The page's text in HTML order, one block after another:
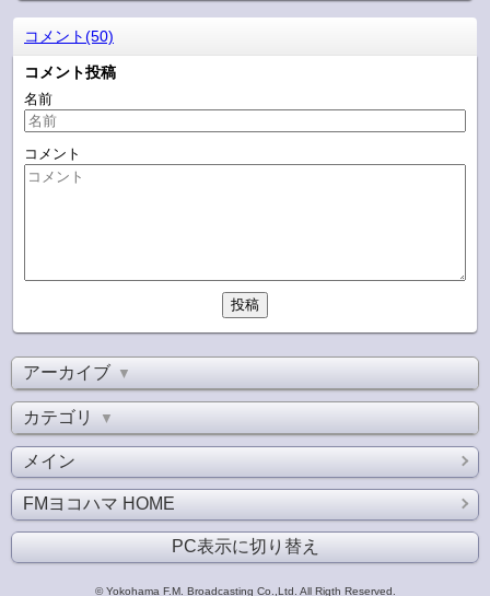
コメント(50)
コメント投稿
名前
コメント
アーカイブ ▼
カテゴリ ▼
メイン
FMヨコハマ HOME
PC表示に切り替え
© Yokohama F.M. Broadcasting Co.,Ltd. All Rigth Reserved.